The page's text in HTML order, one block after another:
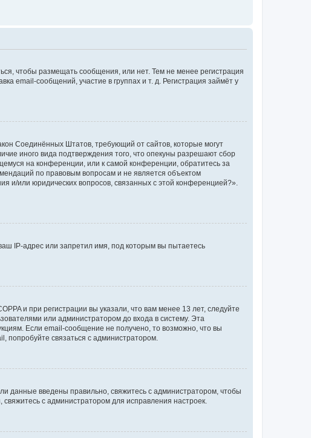
чтобы размещать сообщения, или нет. Тем не менее регистрация
email-сообщений, участие в группах и т. д. Регистрация займёт у
Соединённых Штатов, требующий от сайтов, которые могут
иного вида подтверждения того, что опекуны разрешают сбор
на конференции, или к самой конференции, обратитесь за
по правовым вопросам и не является объектом
и/или юридических вопросов, связанных с этой конференцией?».
IP-адрес или запретил имя, под которым вы пытаетесь
и при регистрации вы указали, что вам менее 13 лет, следуйте
или администратором до входа в систему. Эта
Если email-сообщение не получено, то возможно, что вы
попробуйте связаться с администратором.
данные введены правильно, свяжитесь с администратором, чтобы
с администратором для исправления настроек.